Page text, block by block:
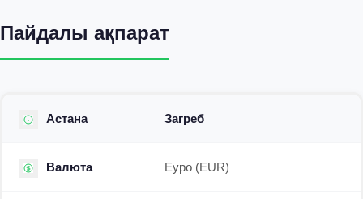
Пайдалы ақпарат
Астана Загреб
Валюта Еуро (EUR)